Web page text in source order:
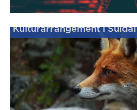
Kulturarrangement i Suldal